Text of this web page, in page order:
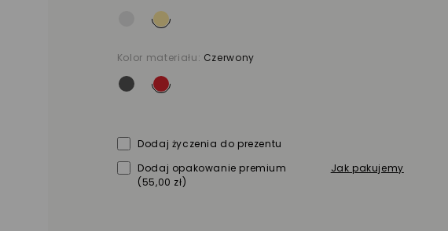
Kolor materiału: Czerwony
Dodaj życzenia do prezentu
Dodaj opakowanie premium
(55,00 zł)
Jak pakujemy